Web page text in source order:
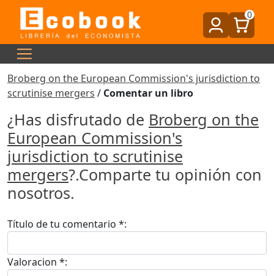
0
Broberg on the European Commission's jurisdiction to
scrutinise mergers / Comentar un libro
¿Has disfrutado de Broberg on the
European Commission's
jurisdiction to scrutinise
mergers?.Comparte tu opinión con
nosotros.
Título de tu comentario *:
Valoracion *: